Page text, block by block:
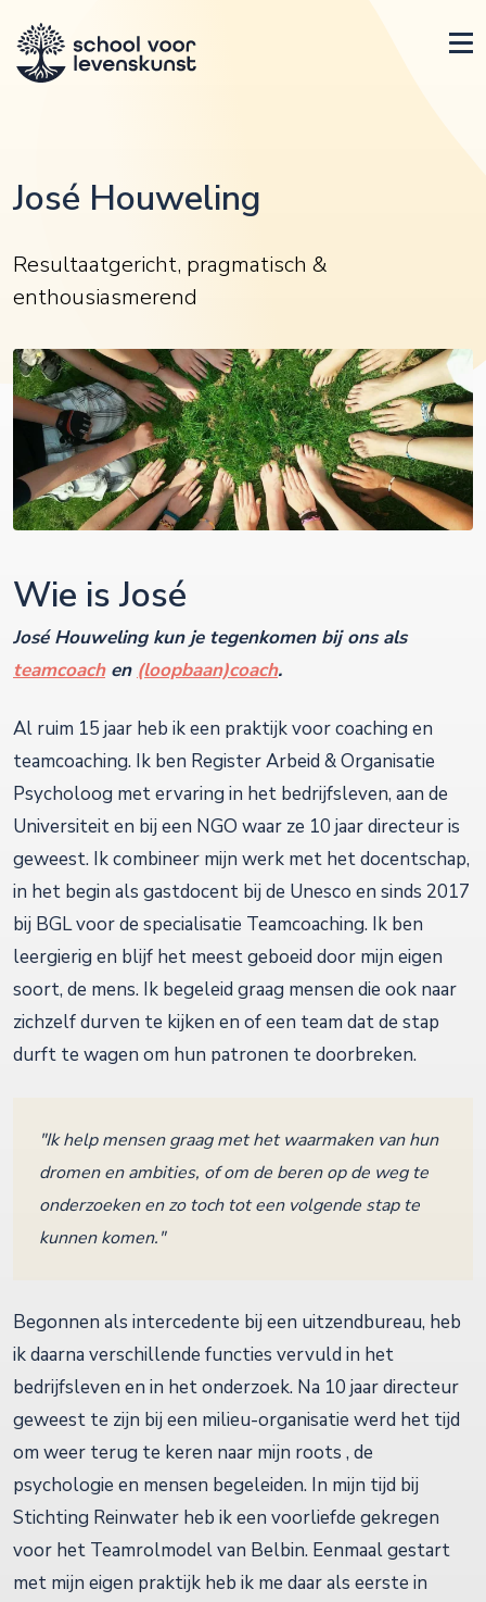
José Houweling
Resultaatgericht, pragmatisch &
enthousiasmerend
Wie is José
José Houweling kun je tegenkomen bij ons als
teamcoachen (loopbaan)coach.
Al ruim 15 jaar heb ik een praktijk voor coaching en
teamcoaching. Ik ben Register Arbeid & Organisatie
Psycholoog met ervaring in het bedrijfsleven, aan de
Universiteit en bij een NGO waar ze 10 jaar directeur is
geweest. Ik combineer mijn werk met het docentschap,
in het begin als gastdocent bij de Unesco en sinds 2017
bij BGL voor de specialisatie Teamcoaching. Ik ben
leergierig en blijf het meest geboeid door mijn eigen
soort, de mens. Ik begeleid graag mensen die ook naar
zichzelf durven te kijken en of een team dat de stap
durft te wagen om hun patronen te doorbreken.
"Ik help mensen graag met het waarmaken van hun
dromen en ambities, of om de beren op de weg te
onderzoeken en zo toch tot een volgende stap te
kunnen komen."
Begonnen als intercedente bij een uitzendbureau, heb
ik daarna verschillende functies vervuld in het
bedrijfsleven en in het onderzoek. Na 10 jaar directeur
geweest te zijn bij een milieu-organisatie werd het tijd
om weer terug te keren naar mijn roots , de
psychologie en mensen begeleiden. In mijn tijd bij
Stichting Reinwater heb ik een voorliefde gekregen
voor het Teamrolmodel van Belbin. Eenmaal gestart
met mijn eigen praktijk heb ik me daar als eerste in